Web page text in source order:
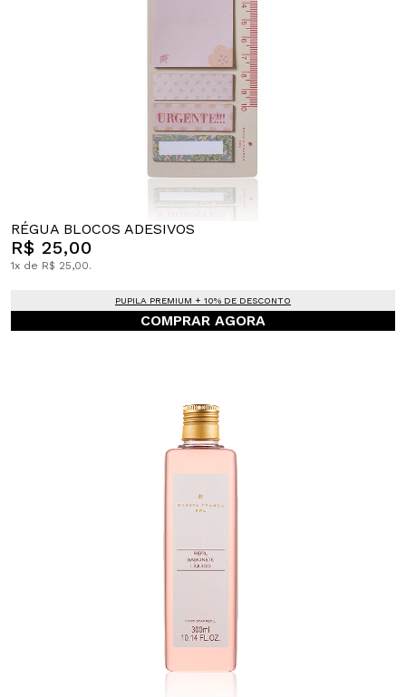
RÉGUA BLOCOS ADESIVOS
R$ 25,00
1x de R$ 25,00.
PUPILA PREMIUM + 10% DE DESCONTO
COMPRAR AGORA